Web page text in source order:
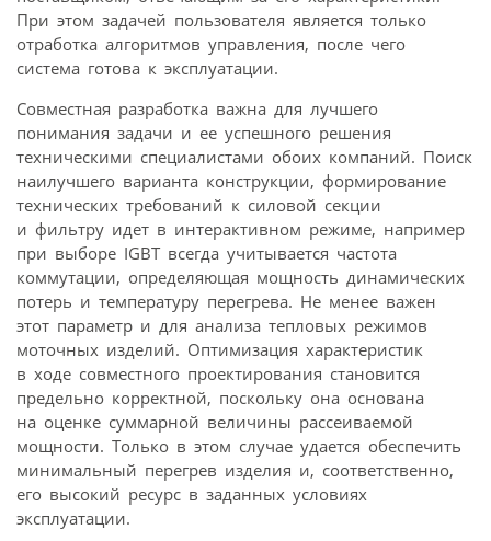
При этом задачей пользователя является только
отработка алгоритмов управления, после чего
система готова к эксплуатации.
Совместная разработка важна для лучшего
понимания задачи и ее успешного решения
техническими специалистами обоих компаний. Поиск
наилучшего варианта конструкции, формирование
технических требований к силовой секции
и фильтру идет в интерактивном режиме, например
при выборе IGBT всегда учитывается частота
коммутации, определяющая мощность динамических
потерь и температуру перегрева. Не менее важен
этот параметр и для анализа тепловых режимов
моточных изделий. Оптимизация характеристик
в ходе совместного проектирования становится
предельно корректной, поскольку она основана
на оценке суммарной величины рассеиваемой
мощности. Только в этом случае удается обеспечить
минимальный перегрев изделия и, соответственно,
его высокий ресурс в заданных условиях
эксплуатации.